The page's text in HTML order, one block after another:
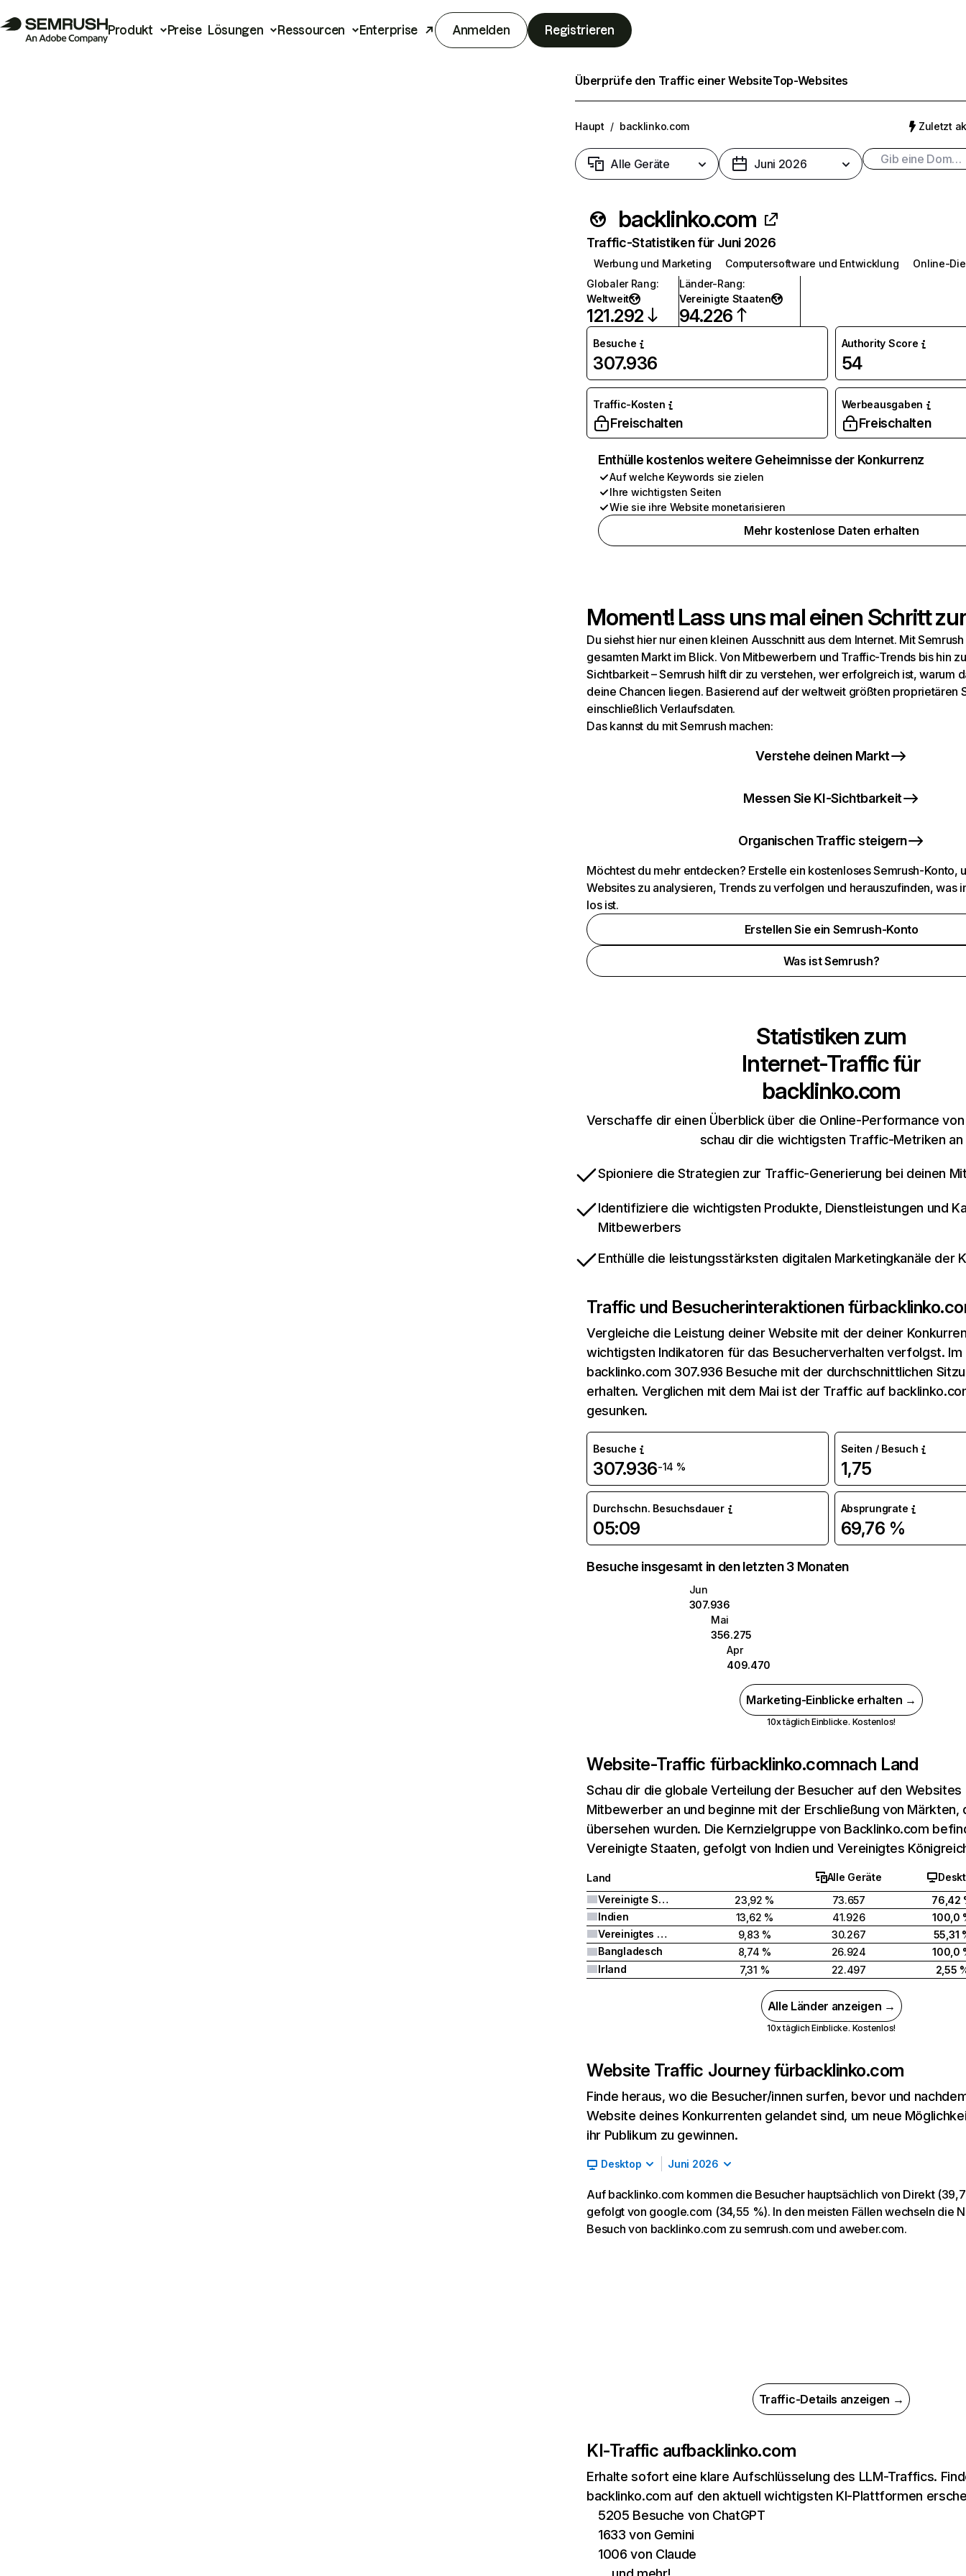
Produkt Preise Lösungen Ressourcen Enterprise Anmelden Registrieren
Überprüfe den Traffic einer WebsiteTop-Websites
Haupt / backlinko.com Zuletzt
Alle Geräte Juni 2026
backlinko.com
Traffic-Statistiken für Juni 2026
Werbung und Marketing Computersoftware und Entwicklung
Online-
Globaler Rang:
Weltweit
121.292
Länder-Rang:
Vereinigte Staaten
94.226
Besuche
307.936
Authority Score
54
Traffic-Kosten
Freischalten
Werbeausgaben
Freischalten
Enthülle kostenlos weitere Geheimnisse der Konkurrenz
Auf welche Keywords sie zielen
Ihre wichtigsten Seiten
Wie sie ihre Website monetarisieren
Mehr kostenlose Daten erhalten
Moment! Lass uns mal einen Schritt
Du siehst hier nur einen kleinen Ausschnitt aus dem Internet. Mit
gesamten Markt im Blick. Von Mitbewerbern und Traffic-Trends bis hin
Sichtbarkeit – Semrush hilft dir zu verstehen, wer erfolgreich ist, warum
deine Chancen liegen. Basierend auf der weltweit größten proprietären
einschließlich Verlaufsdaten.
Das kannst du mit Semrush machen:
Verstehe deinen Markt
Messen Sie KI-Sichtbarkeit
Organischen Traffic steigern
Möchtest du mehr entdecken? Erstelle ein kostenloses Semrush-Konto,
Websites zu analysieren, Trends zu verfolgen und herauszufinden, was
los ist.
Erstellen Sie ein Semrush-Konto
Was ist Semrush?
Statistiken zum
Internet-Traffic für
backlinko.com
Verschaffe dir einen Überblick über die Online-Performance
schau dir die wichtigsten Traffic-Metriken an
Spioniere die Strategien zur Traffic-Generierung bei deinen
Identifiziere die wichtigsten Produkte, Dienstleistungen und
Mitbewerbers
Enthülle die leistungsstärksten digitalen Marketingkanäle der
Traffic und Besucherinteraktionen für
Vergleiche die Leistung deiner Website mit der deiner
wichtigsten Indikatoren für das Besucherverhalten verfolgst. Im
backlinko.com 307.936 Besuche mit der durchschnittlichen
erhalten. Verglichen mit dem Mai ist der Traffic auf
gesunken.
Besuche
307.936-14 %
Seiten / Besuch
1,75
Durchschn. Besuchsdauer
05:09
Absprungrate
69,76 %
Besuche insgesamt in den letzten 3 Monaten
Jun
307.936
Mai
356.275
Apr
409.470
Marketing-Einblicke erhalten →
10x täglich Einblicke. Kostenlos!
Website-Traffic fürbacklinko.comnach Land
Schau dir die globale Verteilung der Besucher auf den Websites
Mitbewerber an und beginne mit der Erschließung von Märkten,
übersehen wurden. Die Kernzielgruppe von Backlinko.com
Vereinigte Staaten, gefolgt von Indien und Vereinigtes
Land Alle Geräte
Vereinigte Staaten
23,92 % 73.657
76,42
Indien
13,62 % 41.926
100,0
Vereinigtes Königreich
9,83 % 30.267
55,31
Bangladesch
8,74 % 26.924
100,0
Irland
7,31 % 22.497 2,55
Alle Länder anzeigen →
10x täglich Einblicke. Kostenlos!
Website Traffic Journey fürbacklinko.com
Finde heraus, wo die Besucher/innen surfen, bevor und
Website deines Konkurrenten gelandet sind, um neue
ihr Publikum zu gewinnen.
Desktop Juni 2026
Auf backlinko.com kommen die Besucher hauptsächlich von Direkt
gefolgt von google.com (34,55 %). In den meisten Fällen wechseln die
Besuch von backlinko.com zu semrush.com und aweber.com.
Traffic-Details anzeigen →
KI-Traffic aufbacklinko.com
Erhalte sofort eine klare Aufschlüsselung des LLM-Traffics.
backlinko.com auf den aktuell wichtigsten KI-Plattformen
5205 Besuche von ChatGPT
1633 von Gemini
1006 von Claude